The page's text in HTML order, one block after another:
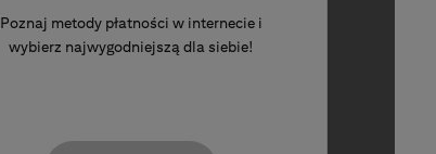
Poznaj metody płatności w internecie i
wybierz najwygodniejszą dla siebie!